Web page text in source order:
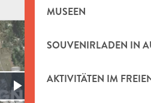
MUSEEN
SOUVENIRLADEN IN
AKTIVITÄTEN IM